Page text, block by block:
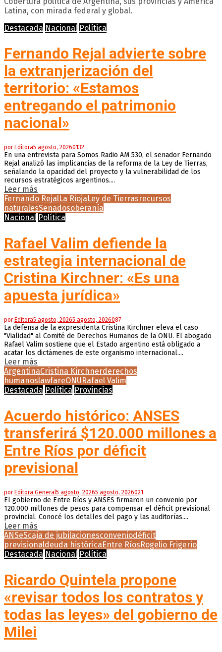
Latina, con mirada federal y global.
Destacada Nacional Política
Fernando Rejal advierte sobre
la extranjerización del
territorio: «Estamos
entregando el patrimonio
nacional»
por Editora5 agosto, 20260132
En una entrevista para Somos Radio AM 530, el senador Fernando
Rejal analizó las implicancias de la reforma de la Ley de Tierras,
señalando la opacidad del proyecto y la vulnerabilidad de los
recursos estratégicos argentinos....
Leer más
Fernando RejalLa Rioja Ley de Tierrasrecursos
naturalesSenadosoberanía
Nacional Política
Rafael Valim defiende la
estrategia internacional de
Cristina Kirchner: «Es una
apuesta jurídica»
por Editora5 agosto, 20265 agosto, 2026087
La defensa de la expresidenta Cristina Kirchner eleva el caso
"Vialidad" al Comité de Derechos Humanos de la ONU. El abogado
Rafael Valim sostiene que el Estado argentino está obligado a
acatar los dictámenes de este organismo internacional....
Leer más
ArgentinaCristina Kirchnerderechos
humanoslawfareONURafael Valim
Destacada Política Provincias
Acuerdo histórico: ANSES
transferirá $120.000 millones a
Entre Ríos por déficit
previsional
porEditora General5 agosto, 20265 agosto, 2026021
El gobierno de Entre Ríos y ANSES firmaron un convenio por
120.000 millones de pesos para compensar el déficit previsional
provincial. Conocé los detalles del pago y las auditorías....
Leer más
ANSeScaja de jubilacionesconveniodéficit
previsionaldeuda históricaEntre RíosRogelio Frigerio
Destacada Nacional Política
Ricardo Quintela propone
«revisar todos los contratos y
todas las leyes» del gobierno de
Milei